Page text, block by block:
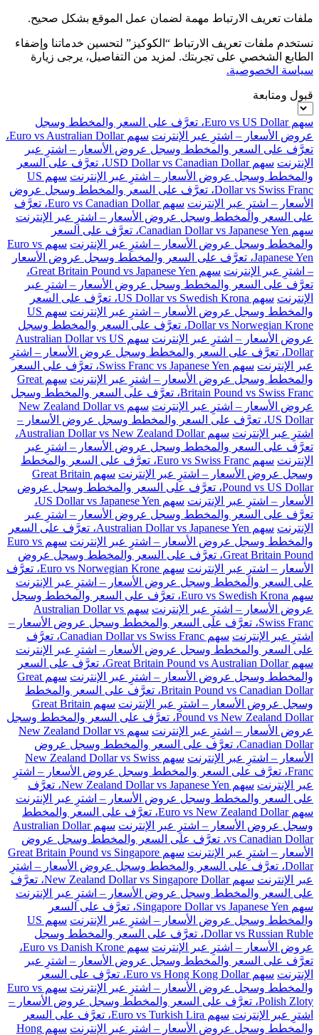
ملفات تعريف الارتباط مهمة لضمان عمل الموقع بشكل صحيح.
نستخدم ملفات تعريف الارتباط “الكوكيز” لتحسين خدماتنا وإضفاء
الطابع الشخصي على تجربتك. لمزيد من التفاصيل، يرجى زيارة
سياسة الخصوصية.
قبول ومتابعة
سهم Euro vs US Dollar، تعرَّف على السعر والمخطط وسجل
عروض الأسعار – اشترِ عبر الإنترنت
سهم Euro vs Australian Dollar،
تعرَّف على السعر والمخطط وسجل عروض الأسعار – اشترِ عبر
الإنترنت
سهم USD Dollar vs Canadian Dollar، تعرَّف على السعر
والمخطط وسجل عروض الأسعار – اشترِ عبر الإنترنت
سهم US
Dollar vs Swiss Franc، تعرَّف على السعر والمخطط وسجل عروض
الأسعار – اشترِ عبر الإنترنت
سهم Euro vs Canadian Dollar، تعرَّف
على السعر والمخطط وسجل عروض الأسعار – اشترِ عبر الإنترنت
سهم Canadian Dollar vs Japanese Yen، تعرَّف على السعر
والمخطط وسجل عروض الأسعار – اشترِ عبر الإنترنت
سهم Euro vs
Japanese Yen، تعرَّف على السعر والمخطط وسجل عروض الأسعار
– اشترِ عبر الإنترنت
سهم Great Britain Pound vs Japanese Yen،
تعرَّف على السعر والمخطط وسجل عروض الأسعار – اشترِ عبر
الإنترنت
سهم US Dollar vs Swedish Krona، تعرَّف على السعر
والمخطط وسجل عروض الأسعار – اشترِ عبر الإنترنت
سهم US
Dollar vs Norwegian Krone، تعرَّف على السعر والمخطط وسجل
عروض الأسعار – اشترِ عبر الإنترنت
سهم Australian Dollar vs US
Dollar، تعرَّف على السعر والمخطط وسجل عروض الأسعار – اشترِ
عبر الإنترنت
سهم Swiss Franc vs Japanese Yen، تعرَّف على السعر
والمخطط وسجل عروض الأسعار – اشترِ عبر الإنترنت
سهم Great
Britain Pound vs Swiss Franc، تعرَّف على السعر والمخطط وسجل
عروض الأسعار – اشترِ عبر الإنترنت
سهم New Zealand Dollar vs
US Dollar، تعرَّف على السعر والمخطط وسجل عروض الأسعار –
اشترِ عبر الإنترنت
سهم Australian Dollar vs New Zealand Dollar،
تعرَّف على السعر والمخطط وسجل عروض الأسعار – اشترِ عبر
الإنترنت
سهم Euro vs Swiss Franc، تعرَّف على السعر والمخطط
وسجل عروض الأسعار – اشترِ عبر الإنترنت
سهم Great Britain
Pound vs US Dollar، تعرَّف على السعر والمخطط وسجل عروض
الأسعار – اشترِ عبر الإنترنت
سهم US Dollar vs Japanese Yen،
تعرَّف على السعر والمخطط وسجل عروض الأسعار – اشترِ عبر
الإنترنت
سهم Australian Dollar vs Japanese Yen، تعرَّف على السعر
والمخطط وسجل عروض الأسعار – اشترِ عبر الإنترنت
سهم Euro vs
Great Britain Pound، تعرَّف على السعر والمخطط وسجل عروض
الأسعار – اشترِ عبر الإنترنت
سهم Euro vs Norwegian Krone، تعرَّف
على السعر والمخطط وسجل عروض الأسعار – اشترِ عبر الإنترنت
سهم Euro vs Swedish Krona، تعرَّف على السعر والمخطط وسجل
عروض الأسعار – اشترِ عبر الإنترنت
سهم Australian Dollar vs
Swiss Franc، تعرَّف على السعر والمخطط وسجل عروض الأسعار –
اشترِ عبر الإنترنت
سهم Canadian Dollar vs Swiss Franc، تعرَّف
على السعر والمخطط وسجل عروض الأسعار – اشترِ عبر الإنترنت
سهم Great Britain Pound vs Australian Dollar، تعرَّف على السعر
والمخطط وسجل عروض الأسعار – اشترِ عبر الإنترنت
سهم Great
Britain Pound vs Canadian Dollar، تعرَّف على السعر والمخطط
وسجل عروض الأسعار – اشترِ عبر الإنترنت
سهم Great Britain
Pound vs New Zealand Dollar، تعرَّف على السعر والمخطط وسجل
عروض الأسعار – اشترِ عبر الإنترنت
سهم New Zealand Dollar vs
Canadian Dollar، تعرَّف على السعر والمخطط وسجل عروض
الأسعار – اشترِ عبر الإنترنت
سهم New Zealand Dollar vs Swiss
Franc، تعرَّف على السعر والمخطط وسجل عروض الأسعار – اشترِ
عبر الإنترنت
سهم New Zealand Dollar vs Japanese Yen، تعرَّف
على السعر والمخطط وسجل عروض الأسعار – اشترِ عبر الإنترنت
سهم Euro vs New Zealand Dollar، تعرَّف على السعر والمخطط
وسجل عروض الأسعار – اشترِ عبر الإنترنت
سهم Australian Dollar
vs Canadian Dollar، تعرَّف على السعر والمخطط وسجل عروض
الأسعار – اشترِ عبر الإنترنت
سهم Great Britain Pound vs Singapore
Dollar، تعرَّف على السعر والمخطط وسجل عروض الأسعار – اشترِ
عبر الإنترنت
سهم New Zealand Dollar vs Singapore Dollar، تعرَّف
على السعر والمخطط وسجل عروض الأسعار – اشترِ عبر الإنترنت
سهم Singapore Dollar vs Japanese Yen، تعرَّف على السعر
والمخطط وسجل عروض الأسعار – اشترِ عبر الإنترنت
سهم US
Dollar vs Russian Ruble، تعرَّف على السعر والمخطط وسجل
عروض الأسعار – اشترِ عبر الإنترنت
سهم Euro vs Danish Krone،
تعرَّف على السعر والمخطط وسجل عروض الأسعار – اشترِ عبر
الإنترنت
سهم Euro vs Hong Kong Dollar، تعرَّف على السعر
والمخطط وسجل عروض الأسعار – اشترِ عبر الإنترنت
سهم Euro vs
Polish Zloty، تعرَّف على السعر والمخطط وسجل عروض الأسعار –
اشترِ عبر الإنترنت
سهم Euro vs Turkish Lira، تعرَّف على السعر
والمخطط وسجل عروض الأسعار – اشترِ عبر الإنترنت
سهم Hong